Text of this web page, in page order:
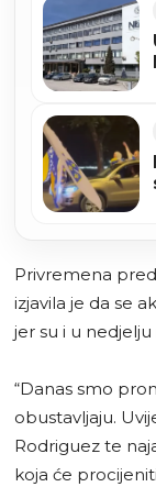
Privremena
izjavila je da se
jer su i u
“Danas smo
obustavljaju.
Rodriguez te
koja će